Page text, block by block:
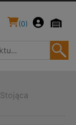
(0)
Stojąca